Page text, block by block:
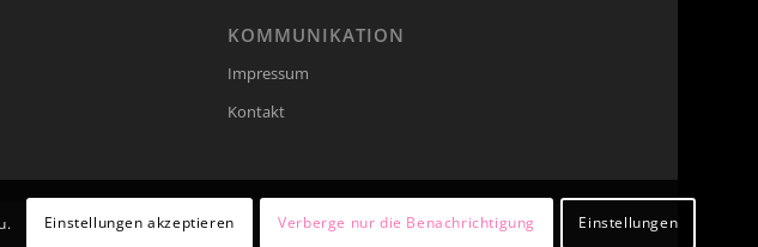
KOMMUNIKATION
Impressum
Kontakt
Einstellungen akzeptieren Verberge nur die Benachrichtigung Einstellungen